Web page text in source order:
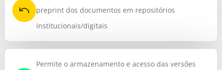
preprint dos documentos em repositórios
institucionais/digitais
Permite o armazenamento e acesso das versões